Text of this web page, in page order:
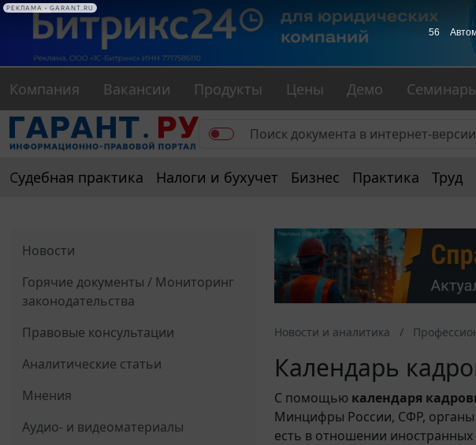
Компания Вакансии Продукты Цены Демо
Судебная практика Налоги и бухучет Бизнес Практика Труд
Новости
Горячие документы / Мониторинг
законодательства
Правовые консультации
Аналитические статьи
Мнения
Аудио- и видеоматериалы
Новости и аналитика
Календарь
С помощью календаря
Минцифры России, СФР, органы
есть в отношении
55
РЕКЛАМА • GARANT.RU